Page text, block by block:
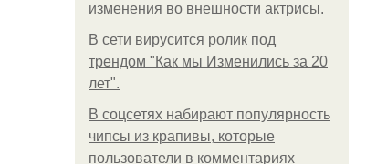
изменения во внешности актрисы.
В сети вирусится ролик под
трендом "Как мы Изменились за 20
лет".
В соцсетях набирают популярность
чипсы из крапивы, которые
пользователи в комментариях